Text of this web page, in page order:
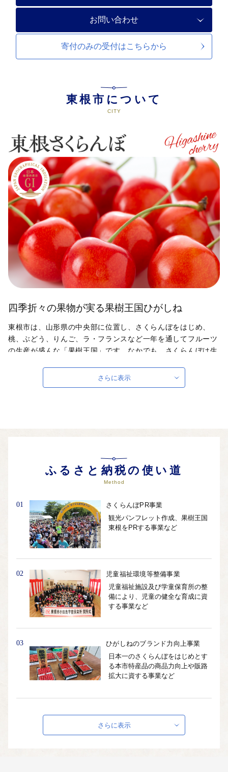
お問い合わせ
寄付のみの受付はこちらから
東根市について
四季折々の果物が実る果樹王国ひがしね
東根市は、山形県の中央部に位置し、さくらんぼをはじめ、
桃、ぶどう、りんご、ラ・フランスなど一年を通してフルーツ
の生産が盛んな「果樹王国」です。なかでも、さくらんぼは生
あります。東北有数の「果樹王国ひがしねさくらんぼマラソン
大会」、全国でも珍しい果物名を冠した「さくらんぼ東根駅」
自治体ホームページは こちら（外部サイト）
外部サイトへ遷移します。
さらに表示
ふるさと納税の使い道
Method
01
さくらんぼPR事業
観光パンフレット作成、果樹王国
東根をPRする事業など
02
児童福祉環境等整備事業
児童福祉施設及び学童保育所の整
備により、児童の健全な育成に資
する事業など
03
ひがしねのブランド力向上事業
日本一のさくらんぼをはじめとす
る本市特産品の商品力向上や販路
拡大に資する事業など
ひがしねの賑わい創出事業
市内で活動する団体等が実施す
る、賑わいの創出や街並みの魅力
さらに表示